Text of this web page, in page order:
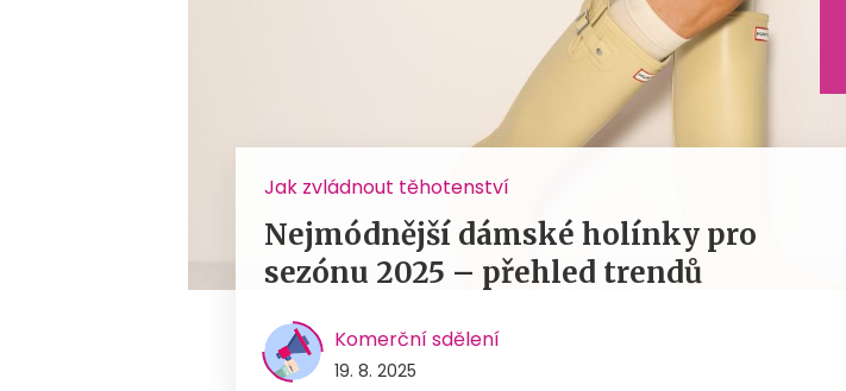
Jak zvládnout těhotenství
Nejmódnější dámské holínky pro
sezónu 2025 – přehled trendů
Komerční sdělení
19. 8. 2025